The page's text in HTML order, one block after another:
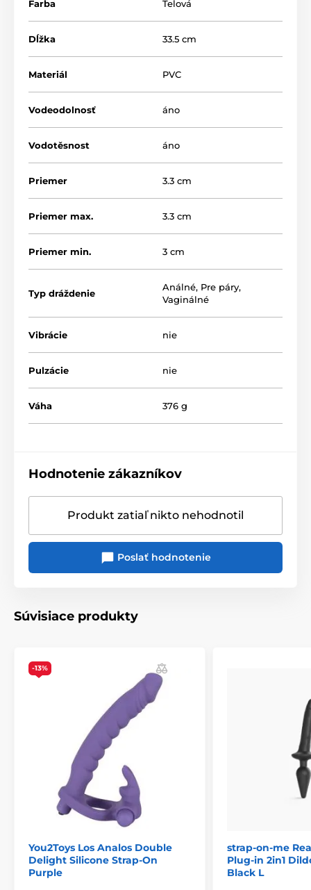
Farba Telová
Dĺžka 33.5 cm
Materiál PVC
Vodeodolnosť áno
Vodotěsnost áno
Priemer 3.3 cm
Priemer max. 3.3 cm
Priemer min. 3 cm
Typ dráždenie
Análné, Pre páry,
Vaginálné
Vibrácie nie
Pulzácie nie
Váha 376 g
Hodnotenie zákazníkov
Produkt zatiaľ nikto nehodnotil
Poslať hodnotenie
Súvisiace produkty
-13%
You2Toys Los Analos Double
Delight Silicone Strap-On
Purple
strap-on-me
Plug-in 2in1
Black L